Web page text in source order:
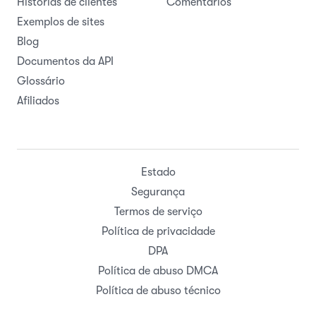
Exemplos de sites
Blog
Documentos da API
Glossário
Afiliados
Estado
Segurança
Termos de serviço
Política de privacidade
DPA
Política de abuso DMCA
Política de abuso técnico